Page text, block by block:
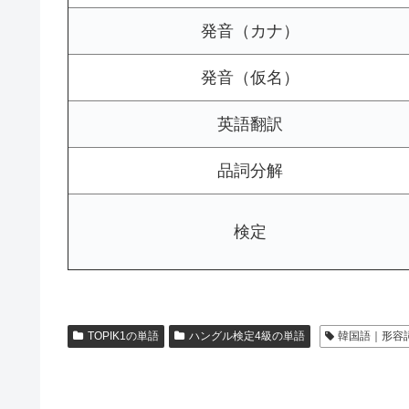
発音（カナ）
発音（仮名）
英語翻訳
品詞分解
検定
TOPIK1の単語 ハングル検定4級の単語 韓国語｜形容